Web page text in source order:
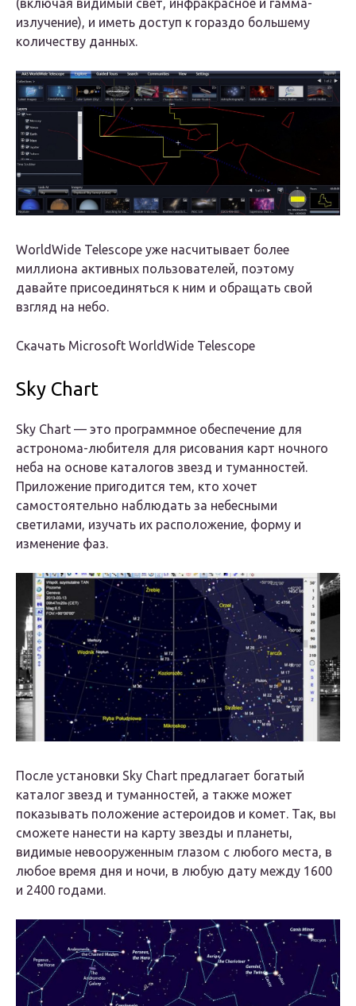
излучение), и иметь доступ к гораздо большему
количеству данных.
WorldWide Telescope уже насчитывает более
миллиона активных пользователей, поэтому
давайте присоединяться к ним и обращать свой
взгляд на небо.
Скачать Microsoft WorldWide Telescope
Sky Chart
Sky Chart — это программное обеспечение для
астронома-любителя для рисования карт ночного
неба на основе каталогов звезд и туманностей.
Приложение пригодится тем, кто хочет
самостоятельно наблюдать за небесными
светилами, изучать их расположение, форму и
изменение фаз.
После установки Sky Chart предлагает богатый
каталог звезд и туманностей, а также может
показывать положение астероидов и комет. Так, вы
сможете нанести на карту звезды и планеты,
видимые невооруженным глазом с любого места, в
любое время дня и ночи, в любую дату между 1600
и 2400 годами.